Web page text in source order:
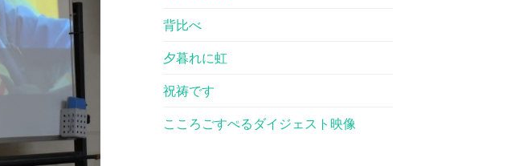
背比べ
夕暮れに虹
祝祷です
こころごすぺるダイジェスト映像